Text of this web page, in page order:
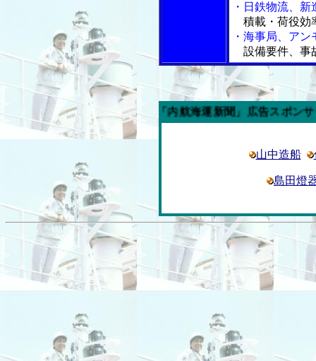
・日鉄物流、
積載・荷役効
・海事局、ア
設備要件、事
今週の「内航海運新聞」広告スポンサー企業
山中造船
島田燈